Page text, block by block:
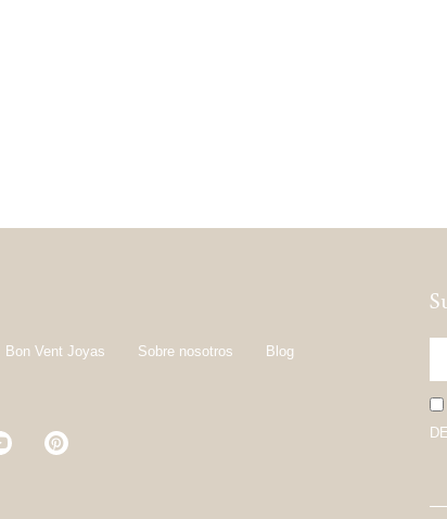
Bon Vent Joyas Sobre nosotros
Blog